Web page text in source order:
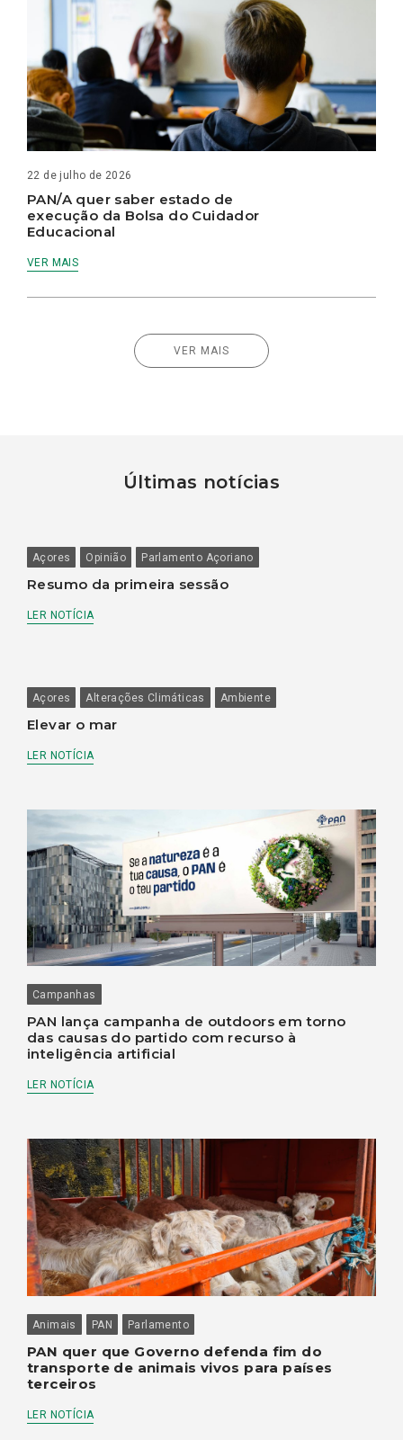
22 de julho de 2026
PAN/A quer saber estado de
execução da Bolsa do Cuidador
Educacional
VER MAIS
VER MAIS
Últimas notícias
Açores Opinião Parlamento Açoriano
Resumo da primeira sessão
LER NOTÍCIA
Açores Alterações Climáticas Ambiente
Elevar o mar
LER NOTÍCIA
Campanhas
PAN lança campanha de outdoors em torno
das causas do partido com recurso à
inteligência artificial
LER NOTÍCIA
Animais PAN Parlamento
PAN quer que Governo defenda fim do
transporte de animais vivos para países
terceiros
LER NOTÍCIA